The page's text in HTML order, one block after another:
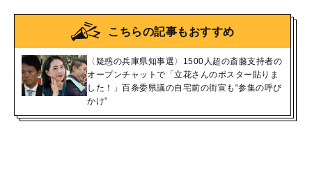
こちらの記事もおすすめ
〈疑惑の兵庫県知事選〉1500人超の斎藤支持者の
オープンチャットで「立花さんのポスター貼りま
した！」百条委県議の自宅前の街宣も“参集の呼び
かけ”